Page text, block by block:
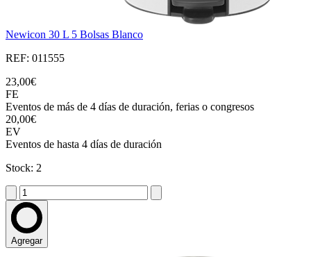
Newicon 30 L 5 Bolsas Blanco
REF: 011555
23,00€
FE
Eventos de más de 4 días de duración, ferias o congresos
20,00€
EV
Eventos de hasta 4 días de duración
Stock: 2
Agregar